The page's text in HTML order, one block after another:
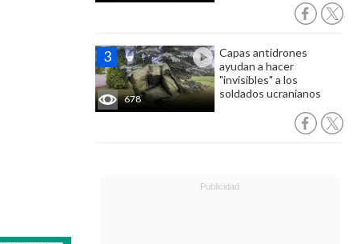
678
Capas antidrones
ayudan a hacer
"invisibles" a los
soldados ucranianos